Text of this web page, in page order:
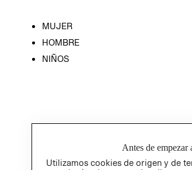
MUJER
HOMBRE
NIÑOS
Antes de empezar
Utilizamos cookies de origen y de